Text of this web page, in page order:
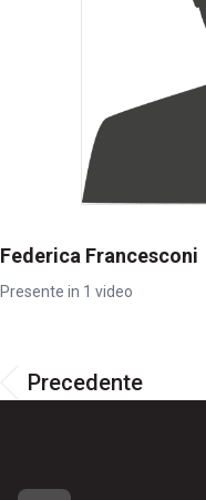
Federica Francesconi
Presente in 1 video
Precedente